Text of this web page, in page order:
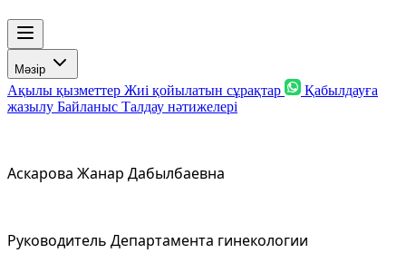
Мәзір
Ақылы қызметтер Жиі қойылатын сұрақтар
Қабылдауға
жазылу Байланыс Талдау нәтижелері
Аскарова Жанар Дабылбаевна
Руководитель Департамента гинекологии